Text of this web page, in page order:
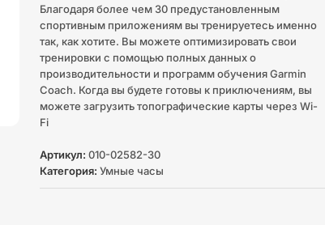
Благодаря более чем 30 предустановленным
спортивным приложениям вы тренируетесь именно
так, как хотите. Вы можете оптимизировать свои
тренировки с помощью полных данных о
производительности и программ обучения Garmin
Coach. Когда вы будете готовы к приключениям, вы
можете загрузить топографические карты через Wi-
Fi
Артикул: 010-02582-30
Категория: Умные часы